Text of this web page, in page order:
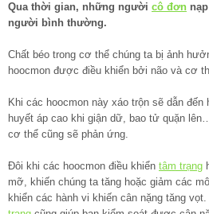
Qua thời gian, những người cô đơn
người bình thường.
Chất béo trong cơ thể chúng ta bị ảnh
hoocmon được điều khiển bởi não và cơ
Khi các hoocmon này xáo trộn sẽ dẫn
huyết áp cao khi giận dữ, bao tử quặn
cơ thể cũng sẽ phản ứng.
Đôi khi các hoocmon điều khiển tâm trạng
mỡ, khiến chúng ta tăng hoặc giảm các
khiển các hành vi khiến cân nặng tăng